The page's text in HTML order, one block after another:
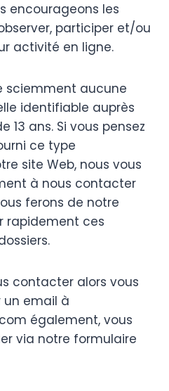
encourageons les
participer et/ou
activité en ligne.
sciemment aucune
identifiable auprès
13 ans. Si vous pensez
ce type
site Web, nous vous
à nous contacter
ferons de notre
rapidement ces
contacter alors vous
un email à
également, vous
via notre formulaire